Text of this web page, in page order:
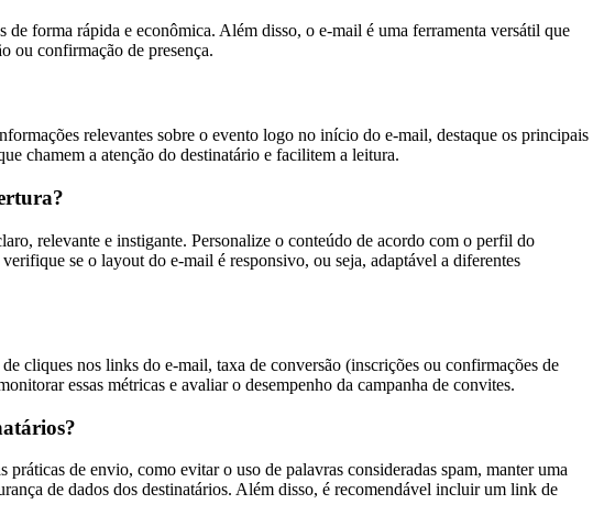
forma rápida e econômica. Além disso, o e-mail é uma ferramenta versátil que
ou confirmação de presença.
relevantes sobre o evento logo no início do e-mail, destaque os principais
chamem a atenção do destinatário e facilitem a leitura.
relevante e instigante. Personalize o conteúdo de acordo com o perfil do
se o layout do e-mail é responsivo, ou seja, adaptável a diferentes
cliques nos links do e-mail, taxa de conversão (inscrições ou confirmações de
essas métricas e avaliar o desempenho da campanha de convites.
de envio, como evitar o uso de palavras consideradas spam, manter uma
de dados dos destinatários. Além disso, é recomendável incluir um link de